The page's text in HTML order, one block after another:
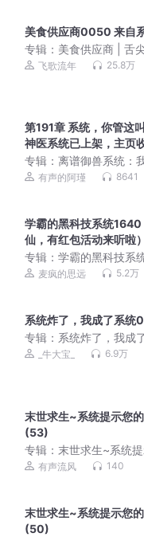
美食供应商0050 来自
专辑： 美食供应商 | 舌
飞歌流年 25.8万
第191章 系统，你管这
神医系统已上架，主页
卡红包】
专辑： 离谱御兽系统：
了|不科学的御兽世界
有声的阿瑾 8641
学霸的黑科技系统
仙，有红包活动来听啦）
专辑： 学霸的黑科技系
麦疯的思远 5.2万
系统炸了，我成了系统
专辑： 系统炸了，我成
男卑女尊 | 诸天万界 | 多
_牛大宝_ 6.9万
末世求生~系统提示您
(53)
专辑： 末世求生~系统
已到货291
有声流风 140
末世求生~系统提示您
(50)